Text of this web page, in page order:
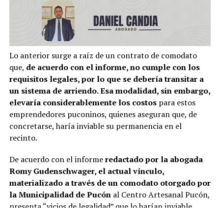
Lo anterior surge a raíz de un contrato de comodato
que, de acuerdo con el informe, no cumple con los
requisitos legales, por lo que se debería transitar a
un sistema de arriendo. Esa modalidad, sin embargo,
elevaría considerablemente los costospara estos
emprendedores puconinos, quienes aseguran que, de
concretarse, haría inviable su permanencia en el
recinto.
De acuerdo con el informeredactado por la abogada
Romy Gudenschwager, el actual vínculo,
materializado a través de un comodato otorgado por
la Municipalidad de Pucónal Centro Artesanal Pucón,
presenta “vicios de legalidad” que lo harían inviable.